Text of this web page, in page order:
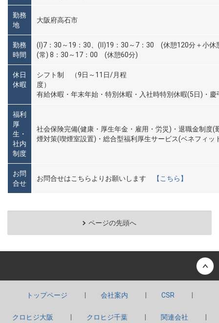
勤務
地
大阪府高石市
勤務
時間
(Ⅰ)7：30～19：30、(Ⅱ)19：30～7：30 (休憩120分＋小休
(常) 8：30～17：00 (休憩60分)
休日
休暇
シフト制 （9日～11日/月程
度）
有給休暇・年末年始・特別休暇・入社時特別休暇(5日)・
福利
厚
生・
社内
制度
社会保険完備(健康・厚生年金・雇用・労災)・退職金制度
煙対策(喫煙室設置)・総合型福利厚生サービス(ベネフィッ
お問
合せ
お問合せはこちらよりお願いします 【こちら】
ページの先頭へ
トップページ 会社案内 CSR
クロヒジ大阪 クロヒジ千葉 関連会社